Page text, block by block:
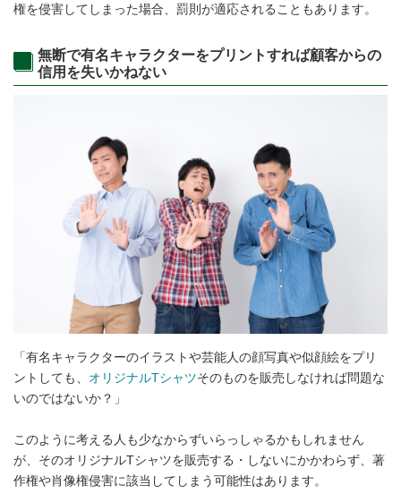
権を侵害してしまった場合、罰則が適応されることもあります。
無断で有名キャラクターをプリントすれば顧客からの
信用を失いかねない
「有名キャラクターのイラストや芸能人の顔写真や似顔絵をプリ
ントしても、 オリジナルTシャツそのものを販売しなければ問題な
いのではないか？」
このように考える人も少なからずいらっしゃるかもしれません
が、そのオリジナルTシャツを販売する・しないにかかわらず、著
作権や肖像権侵害に該当してしまう可能性はあります。